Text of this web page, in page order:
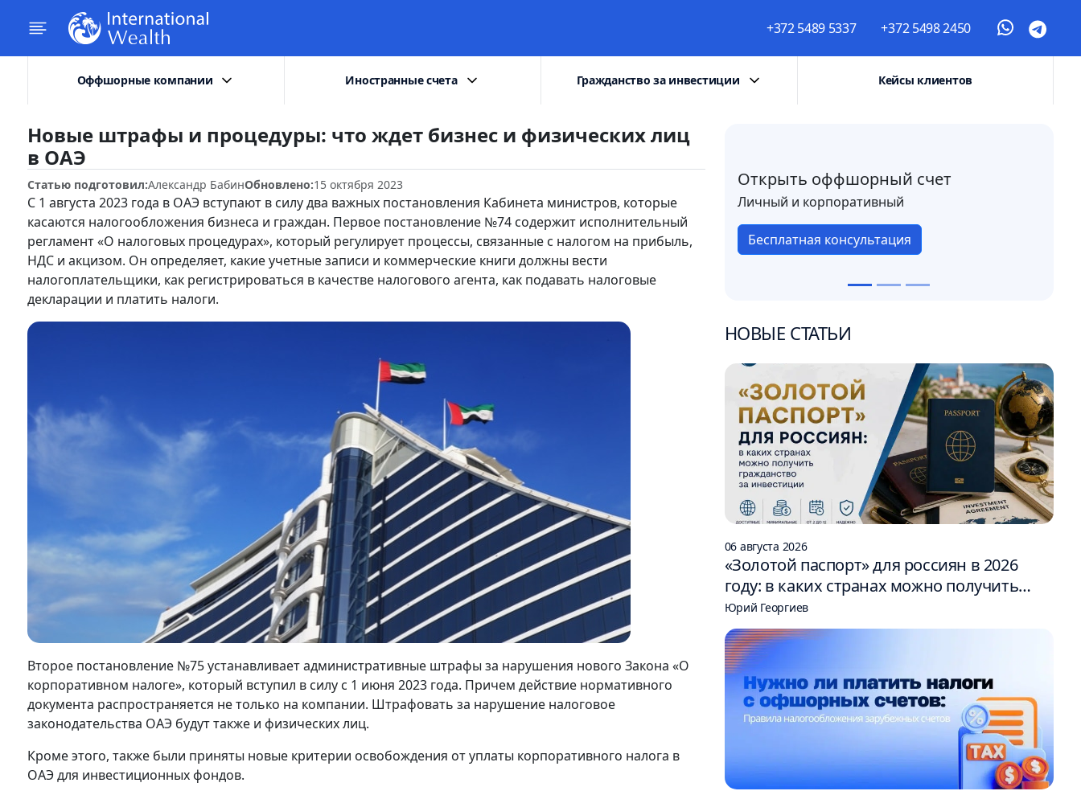
+372 5489 5337 +372 5498 2450
Оффшорные компании Иностранные счета Гражданство за инвестиции Кейсы клиентов
Новые штрафы и процедуры: что ждет бизнес и физических лиц
в ОАЭ
Статью подготовил:Александр БабинОбновлено:15 октября 2023
С 1 августа 2023 года в ОАЭ вступают в силу два важных постановления Кабинета министров, которые
касаются налогообложения бизнеса и граждан. Первое постановление №74 содержит исполнительный
регламент «О налоговых процедурах», который регулирует процессы, связанные с налогом на прибыль,
НДС и акцизом. Он определяет, какие учетные записи и коммерческие книги должны вести
налогоплательщики, как регистрироваться в качестве налогового агента, как подавать налоговые
декларации и платить налоги.
Второе постановление №75 устанавливает административные штрафы за нарушения нового Закона «О
корпоративном налоге», который вступил в силу с 1 июня 2023 года. Причем действие нормативного
документа распространяется не только на компании. Штрафовать за нарушение налоговое
законодательства ОАЭ будут также и физических лиц.
Кроме этого, также были приняты новые критерии освобождения от уплаты корпоративного налога в
ОАЭ для инвестиционных фондов.
Открыть оффшорный счет
Личный и корпоративный
Бесплатная консультация
НОВЫЕ СТАТЬИ
06 августа 2026
«Золотой паспорт» для россиян в 2026
году: в каких странах можно получить
гражданство за инвестиции
Юрий Георгиев